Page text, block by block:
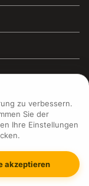
Bienenschutz
(MI)
23, 10178
zu verbessern.
Sie der
Ihre Einstellungen
akzeptieren